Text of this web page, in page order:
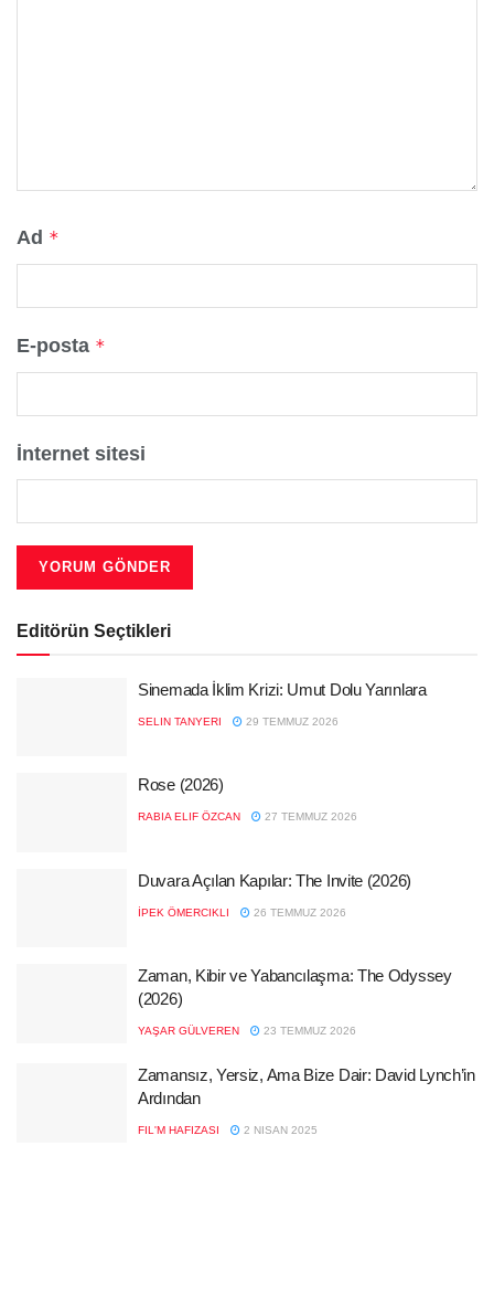
Ad *
E-posta *
İnternet sitesi
Editörün Seçtikleri
Sinemada İklim Krizi: Umut Dolu Yarınlara
SELIN TANYERI 29 TEMMUZ 2026
Rose (2026)
RABIA ELIF ÖZCAN 27 TEMMUZ 2026
Duvara Açılan Kapılar: The Invite (2026)
İPEK ÖMERCIKLI 26 TEMMUZ 2026
Zaman, Kibir ve Yabancılaşma: The Odyssey
(2026)
YAŞAR GÜLVEREN 23 TEMMUZ 2026
Zamansız, Yersiz, Ama Bize Dair: David Lynch’in
Ardından
FIL'M HAFIZASI 2 NISAN 2025